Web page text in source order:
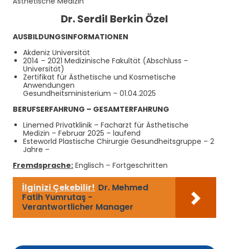
Dr. Serdil Berkin Özel
AUSBILDUNGSINFORMATIONEN
Akdeniz Universität
2014 – 2021 Medizinische Fakultät (Abschluss –
Universität)
Zertifikat für Ästhetische und Kosmetische
Anwendungen
Gesundheitsministerium – 01.04.2025
BERUFSERFAHRUNG – GESAMTERFAHRUNG
Linemed Privatklinik – Facharzt für Ästhetische
Medizin – Februar 2025 – laufend
Esteworld Plastische Chirurgie Gesundheitsgruppe – 2
Jahre –
Fremdsprache: Englisch – Fortgeschritten
İlginizi Çekebilir! Dr. Mehmed
Fatih Yumrutaş -
Verantwortlicher Manager